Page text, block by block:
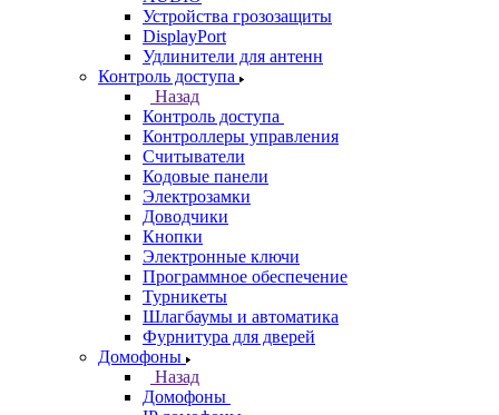
Устройства грозозащиты
DisplayPort
Удлинители для антенн
Контроль доступа
Назад
Контроль доступа
Контроллеры управления
Считыватели
Кодовые панели
Электрозамки
Доводчики
Кнопки
Электронные ключи
Программное обеспечение
Турникеты
Шлагбаумы и автоматика
Фурнитура для дверей
Домофоны
Назад
Домофоны